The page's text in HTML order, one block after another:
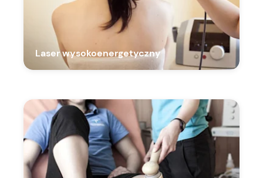
Laser wysokoenergetyczny